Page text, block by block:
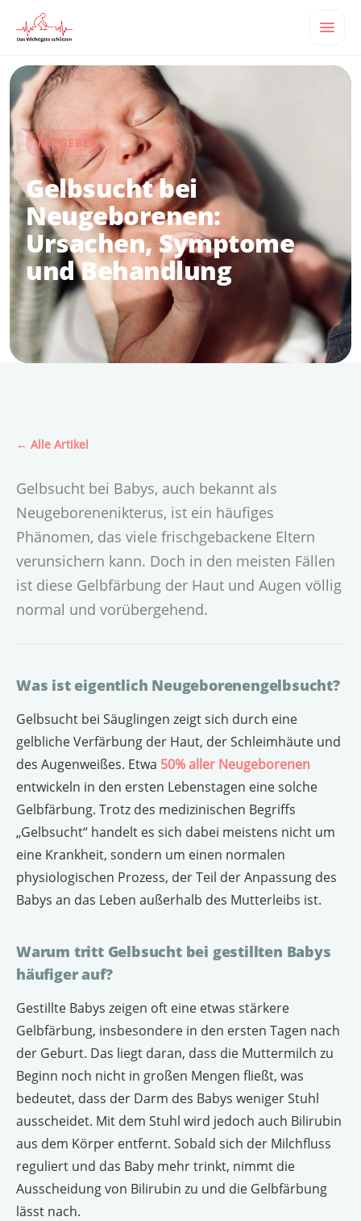
RATGEBER
Gelbsucht bei
Neugeborenen:
Ursachen, Symptome
und Behandlung
← Alle Artikel
Gelbsucht bei Babys, auch bekannt als
Neugeborenenikterus, ist ein häufiges
Phänomen, das viele frischgebackene Eltern
verunsichern kann. Doch in den meisten Fällen
ist diese Gelbfärbung der Haut und Augen völlig
normal und vorübergehend.
Was ist eigentlich Neugeborenengelbsucht?
Gelbsucht bei Säuglingen zeigt sich durch eine
gelbliche Verfärbung der Haut, der Schleimhäute und
des Augenweißes. Etwa 50% aller Neugeborenen
entwickeln in den ersten Lebenstagen eine solche
Gelbfärbung. Trotz des medizinischen Begriffs
„Gelbsucht“ handelt es sich dabei meistens nicht um
eine Krankheit, sondern um einen normalen
physiologischen Prozess, der Teil der Anpassung des
Babys an das Leben außerhalb des Mutterleibs ist.
Warum tritt Gelbsucht bei gestillten Babys
häufiger auf?
Gestillte Babys zeigen oft eine etwas stärkere
Gelbfärbung, insbesondere in den ersten Tagen nach
der Geburt. Das liegt daran, dass die Muttermilch zu
Beginn noch nicht in großen Mengen fließt, was
bedeutet, dass der Darm des Babys weniger Stuhl
ausscheidet. Mit dem Stuhl wird jedoch auch Bilirubin
aus dem Körper entfernt. Sobald sich der Milchfluss
reguliert und das Baby mehr trinkt, nimmt die
Ausscheidung von Bilirubin zu und die Gelbfärbung
lässt nach.